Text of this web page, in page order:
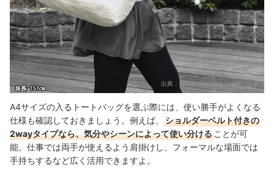
出典： store.shopping.yahoo.co.jp
A4サイズの入るトートバッグを選ぶ際には、使い勝手がよくなる
仕様も確認しておきましょう。例えば、
ショルダーベルト付きの
2wayタイプなら、気分やシーンによって使い分けることが可
能。仕事では両手が使えるよう肩掛けし、フォーマルな場面では
手持ちするなど広く活用できますよ。